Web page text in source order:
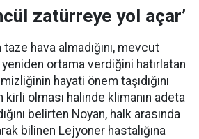
zatürreye yol açar’
taze hava almadığını, mevcut
ortama verdiğini hatırlatan
hayati önem taşıdığını
kirli olması halinde klimanın adeta
belirten Noyan, halk arasında
bilinen Lejyoner hastalığına